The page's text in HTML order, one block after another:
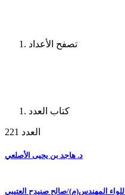
تصفح الأعداد
كتاب العدد
العدد 221
د. هاجد بن يحيى الأصلعي
اللواء المهندس(م)/صالح صنيدح العتيبي